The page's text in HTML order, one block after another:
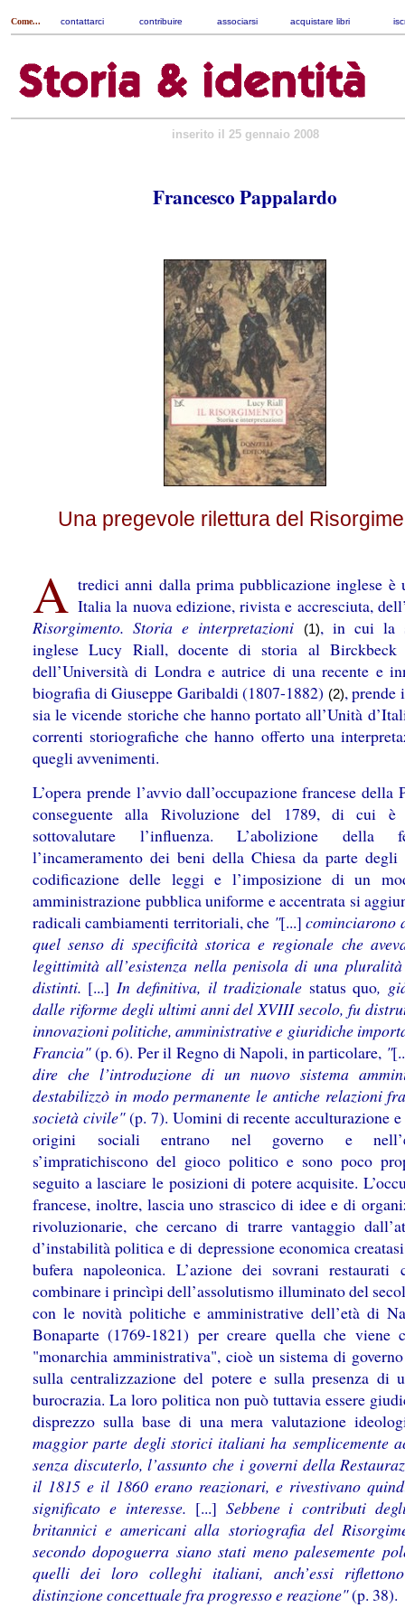
Come... contattarci contribuire associarsi acquistare libri
inserito il 25 gennaio 2008
Francesco Pappalardo
Una pregevole rilettura del
A tredici anni dalla prima pubblicazione inglese è
Italia la nuova edizione, rivista e accresciuta,
Risorgimento. Storia e interpretazioni
(1), in cui la
inglese Lucy Riall, docente di storia al Birckbeck
dell’Università di Londra e autrice di una recente e
biografia di Giuseppe Garibaldi (1807-1882) (2), prende
sia le vicende storiche che hanno portato all’Unità
correnti storiografiche che hanno offerto una
quegli avvenimenti.
L’opera prende l’avvio dall’occupazione francese della
conseguente alla Rivoluzione del 1789, di cui è
sottovalutare l’influenza. L’abolizione della
l’incameramento dei beni della Chiesa da parte
codificazione delle leggi e l’imposizione di un
amministrazione pubblica uniforme e accentrata si
radicali cambiamenti territoriali, che "[...] cominciarono
quel senso di specificità storica e regionale che
legittimità all’esistenza nella penisola di una
distinti. [...] In definitiva, il tradizionale status quo,
dalle riforme degli ultimi anni del XVIII secolo, fu
innovazioni politiche, amministrative e giuridiche
Francia"(p. 6). Per il Regno di Napoli, in particolare, "
dire che l’introduzione di un nuovo sistema
destabilizzò in modo permanente le antiche relazioni
società civile"(p. 7). Uomini di recente acculturazione
origini sociali entrano nel governo e
s’impratichiscono del gioco politico e sono poco
seguito a lasciare le posizioni di potere acquisite.
francese, inoltre, lascia uno strascico di idee e di
rivoluzionarie, che cercano di trarre vantaggio
d’instabilità politica e di depressione economica
bufera napoleonica. L’azione dei sovrani restaurati
combinare i princìpi dell’assolutismo illuminato del
con le novità politiche e amministrative dell’età di
Bonaparte (1769-1821) per creare quella che viene
"monarchia amministrativa", cioè un sistema di
sulla centralizzazione del potere e sulla presenza di
burocrazia. La loro politica non può tuttavia essere
disprezzo sulla base di una mera valutazione
maggior parte degli storici italiani ha semplicemente
senza discuterlo, l’assunto che i governi della
il 1815 e il 1860 erano reazionari, e rivestivano
significato e interesse. [...] Sebbene i contributi
britannici e americani alla storiografia del
secondo dopoguerra siano stati meno palesemente
quelli dei loro colleghi italiani, anch’essi
distinzione concettuale fra progresso e reazione"(p. 38).